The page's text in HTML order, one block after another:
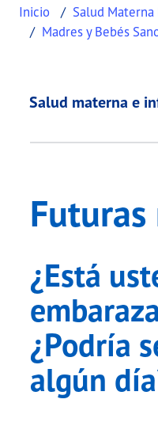
Inicio
Salud
Madres y Bebés
Futuras
This page provides
Salud materna e
Futuras
¿Está
¿Podría
algún